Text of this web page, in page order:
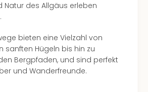
Natur des Allgäus erleben
bieten eine Vielzahl von
sanften Hügeln bis hin zu
Bergpfaden, und sind perfekt
und Wanderfreunde.